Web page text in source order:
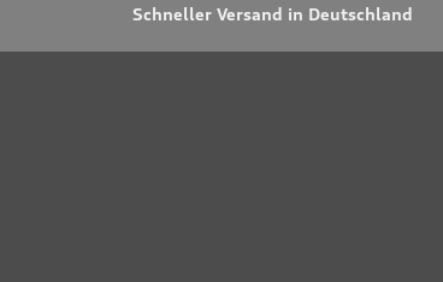
Schneller Versand in Deutschland